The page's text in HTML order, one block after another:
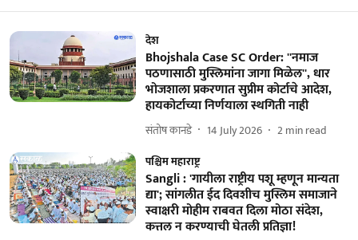
देश
Bhojshala Case SC Order: ''नमाज
पठणासाठी मुस्लिमांना जागा मिळेल'', धार
भोजशाला प्रकरणात सुप्रीम कोर्टाचे आदेश,
हायकोर्टाच्या निर्णयाला स्थगिती नाही
संतोष कानडे 14 July 2026 2min read
पश्चिम महाराष्ट्र
Sangli : 'गायीला राष्ट्रीय पशू म्हणून मान्यता
द्या'; सांगलीत ईद दिवशीच मुस्लिम समाजाने
स्वाक्षरी मोहीम राबवत दिला मोठा संदेश,
कत्तल न करण्याची घेतली प्रतिज्ञा!